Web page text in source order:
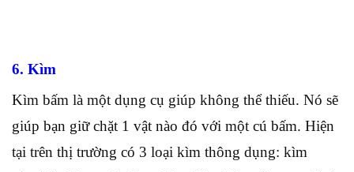
6. Kìm
Kìm bấm là một dụng cụ giúp không thể thiếu. Nó sẽ
giúp bạn giữ chặt 1 vật nào đó với một cú bấm. Hiện
tại trên thị trường có 3 loại kìm thông dụng: kìm